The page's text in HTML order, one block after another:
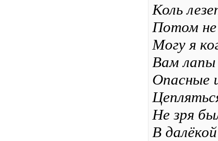
Коль
Потом
Могу я
Вам
Опасные
Не зря
В